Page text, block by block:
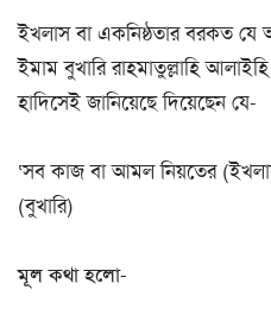
ইখলাস বা একনিষ্ঠতার বরকত যে
ইমাম বুখারি রাহমাতুল্লাহি
হাদিসেই জানিয়েছে দিয়েছেন যে-
‘সব কাজ বা আমল নিয়তের
(বুখারি)
মূল কথা হলো-